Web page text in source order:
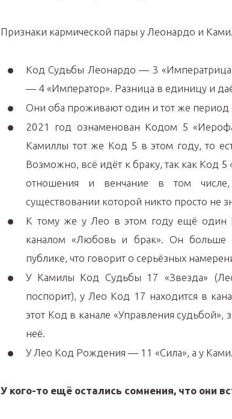
Признаки кармической пары у Леонардо и
Код Судьбы Леонардо — 3
— 4 «Император». Разница в единицу и
Они оба проживают один и тот же
2021 год ознаменован Кодом 5
Камиллы тот же Код 5 в этом году, то
Возможно, всё идёт к браку, так как Код 5
отношения и венчание в том
существовании которой никто просто не
К тому же у Лео в этом году ещё один
каналом «Любовь и брак». Он больше
публике, что говорит о серьёзных
У Камилы Код Судьбы 17 «Звезда»
поспорит), у Лео Код 17 находится в
этот Код в канале «Управления судьбой»,
неё.
У Лео Код Рождения — 11 «Сила», а у
У кого-то ещё остались сомнения, что они